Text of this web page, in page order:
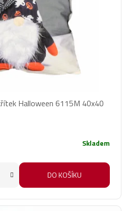
Halloween 6115M 40x40
Skladem
DO KOŠÍKU